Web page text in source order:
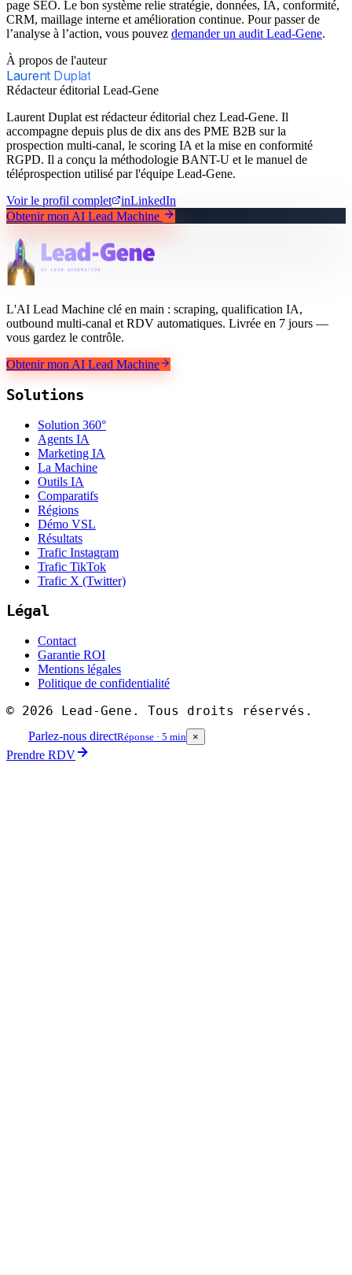
page SEO. Le bon système relie stratégie, données, IA, conformité,
CRM, maillage interne et amélioration continue. Pour passer de
l’analyse à l’action, vous pouvez demander un audit Lead-Gene.
À propos de l'auteur
Laurent Duplat
Rédacteur éditorial Lead-Gene
Laurent Duplat est rédacteur éditorial chez Lead-Gene. Il
accompagne depuis plus de dix ans des PME B2B sur la
prospection multi-canal, le scoring IA et la mise en conformité
RGPD. Il a conçu la méthodologie BANT-U et le manuel de
téléprospection utilisé par l'équipe Lead-Gene.
Voir le profil complet
inLinkedIn
Obtenir mon AI Lead Machine
L'AI Lead Machine clé en main : scraping, qualification IA,
outbound multi-canal et RDV automatiques. Livrée en 7 jours —
vous gardez le contrôle.
Obtenir mon AI Lead Machine
Solutions
Solution 360°
Agents IA
Marketing IA
La Machine
Outils IA
Comparatifs
Régions
Démo VSL
Résultats
Trafic Instagram
Trafic TikTok
Trafic X (Twitter)
Légal
Contact
Garantie ROI
Mentions légales
Politique de confidentialité
© 2026 Lead-Gene. Tous droits réservés.
Parlez-nous directRéponse · 5 min ×
Prendre RDV